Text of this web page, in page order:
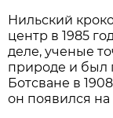
Нильский
центр в 1985
деле, ученые
природе и был
Ботсване в
он появился на